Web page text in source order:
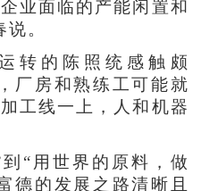
业面临的产能闲置和
。
转的陈照统感触颇
厂房和熟练工可能就
工线一上，人和机器
“用世界的原料，做
德的发展之路清晰且